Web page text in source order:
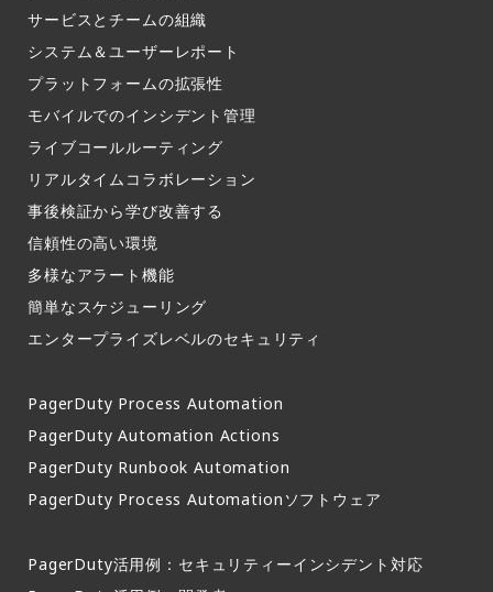
サービスとチームの組織​
システム＆ユーザーレポート​
プラットフォームの拡張性
モバイルでのインシデント管理​
ライブコールルーティング​
リアルタイムコラボレーション​
事後検証から学び改善する
信頼性の高い環境​
多様なアラート機能​
簡単なスケジューリング​
エンタープライズレベルのセキュリティ
PagerDuty Process Automation
PagerDuty Automation Actions
PagerDuty Runbook Automation
PagerDuty Process Automationソフトウェア
PagerDuty活用例：セキュリティーインシデント対応